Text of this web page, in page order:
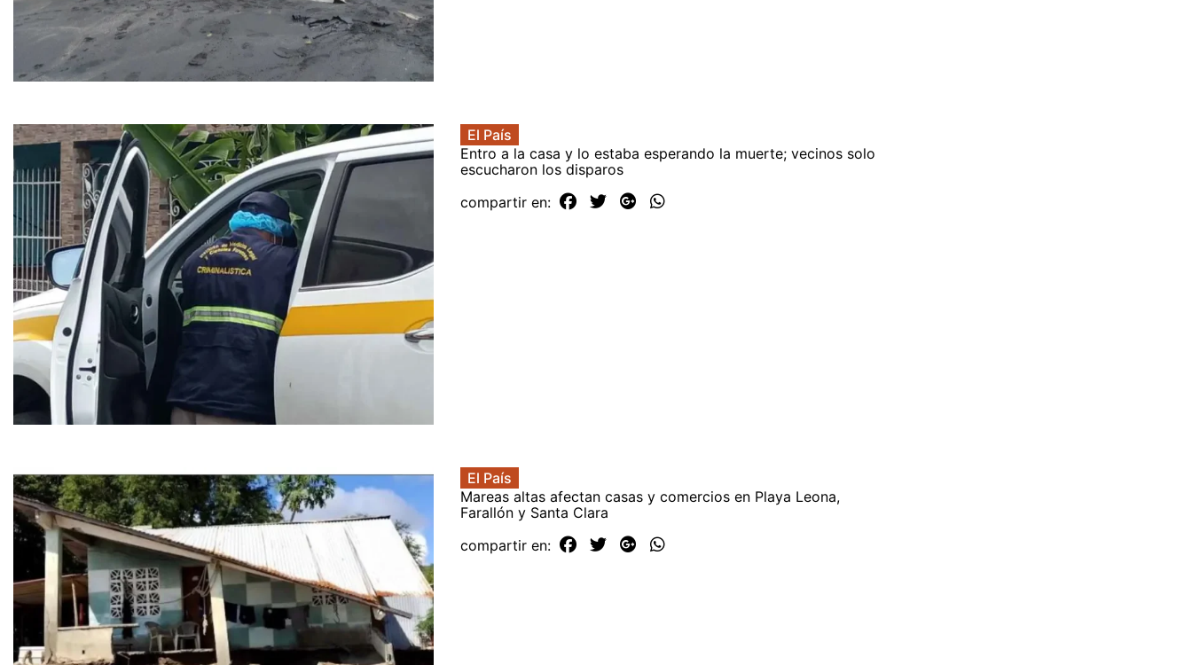
El País
Entro a la casa y lo estaba esperando la muerte; vecinos solo
escucharon los disparos
compartir en:
El País
Mareas altas afectan casas y comercios en Playa Leona,
Farallón y Santa Clara
compartir en: